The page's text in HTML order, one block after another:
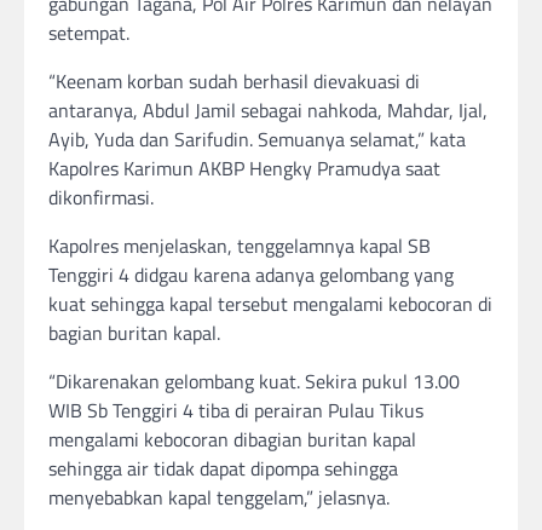
setempat.
“Keenam korban sudah berhasil dievakuasi di
antaranya, Abdul Jamil sebagai nahkoda, Mahdar, Ijal,
Ayib, Yuda dan Sarifudin. Semuanya selamat,” kata
Kapolres Karimun AKBP Hengky Pramudya saat
dikonfirmasi.
Kapolres menjelaskan, tenggelamnya kapal SB
Tenggiri 4 didgau karena adanya gelombang yang
kuat sehingga kapal tersebut mengalami kebocoran di
bagian buritan kapal.
“Dikarenakan gelombang kuat. Sekira pukul 13.00
WIB Sb Tenggiri 4 tiba di perairan Pulau Tikus
mengalami kebocoran dibagian buritan kapal
sehingga air tidak dapat dipompa sehingga
menyebabkan kapal tenggelam,” jelasnya.